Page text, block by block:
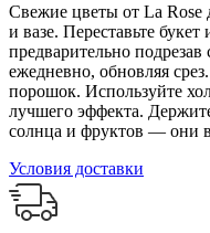
Свежие цветы от La Rose
и вазе. Переставьте букет
предварительно
ежедневно, обновляя
порошок. Используйте
лучшего эффекта.
солнца и фруктов — они
Условия доставки